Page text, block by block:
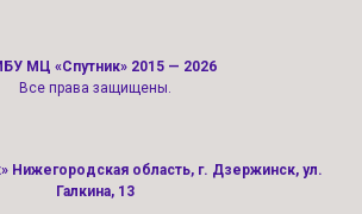
МЦ «Спутник» 2015 — 2026
Все права защищены.
Нижегородская область, г. Дзержинск, ул.
Галкина, 13